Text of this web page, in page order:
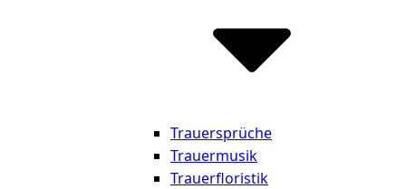
Trauersprüche
Trauermusik
Trauerfloristik